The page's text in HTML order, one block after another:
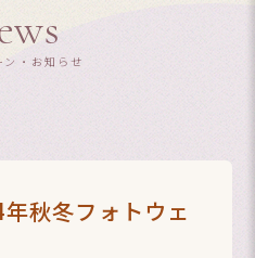
ン・お知らせ
秋冬フォトウェ